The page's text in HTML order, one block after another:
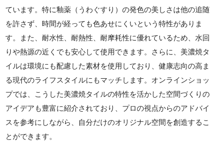
ています。特に釉薬（うわぐすり）の発色の美しさは他の追随
を許さず、時間が経っても色あせにくいという特性がありま
す。また、耐水性、耐熱性、耐摩耗性に優れているため、水回
りや熱源の近くでも安心して使用できます。さらに、美濃焼タ
イルは環境にも配慮した素材を使用しており、健康志向の高ま
る現代のライフスタイルにもマッチします。オンラインショッ
プでは、こうした美濃焼タイルの特性を活かした空間づくりの
アイデアも豊富に紹介されており、プロの視点からのアドバイ
スを参考にしながら、自分だけのオリジナル空間を創造するこ
とができます。